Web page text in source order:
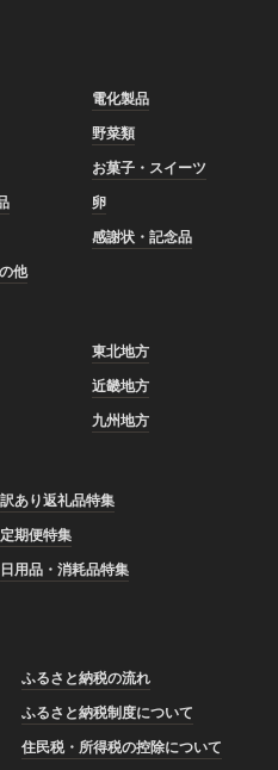
電化製品
野菜類
お菓子・スイーツ
卵
感謝状・記念品
他
東北地方
近畿地方
九州地方
訳あり返礼品特集
定期便特集
日用品・消耗品特集
ふるさと納税の流れ
ふるさと納税制度について
住民税・所得税の控除について